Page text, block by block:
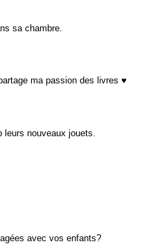
sa chambre.
ma passion des livres ♥
leurs nouveaux jouets.
avec vos enfants?